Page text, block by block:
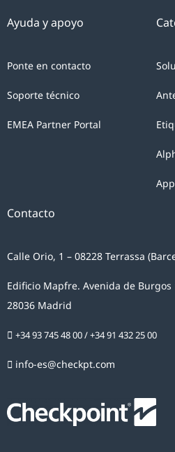
Ayuda y apoyo
Ponte en contacto
Soporte técnico
EMEA Partner Portal
Contacto
Calle Orio, 1 – 08228 Terrassa
Edificio Mapfre. Avenida de
28036 Madrid
+34 93 745 48 00/+34 91 432 25 00
info-es@checkpt.com